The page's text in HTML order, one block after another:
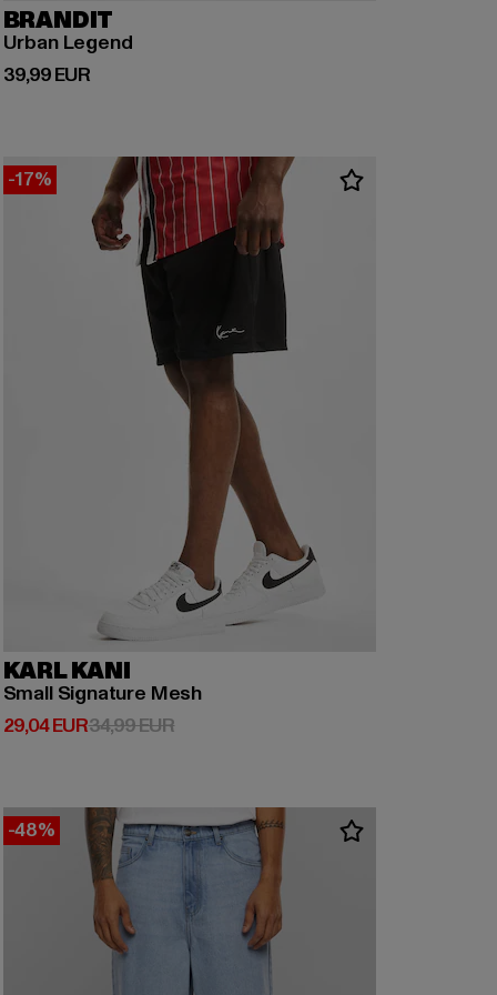
BRANDIT
Urban Legend
39,99 EUR
Derzeitiger Preis: 39,99 EUR
-17%
KARL KANI
Small Signature Mesh
29,04 EUR
Derzeitiger Preis: 29,04 EUR
34,99 EURAktionspreis: 34,99 EUR
-48%